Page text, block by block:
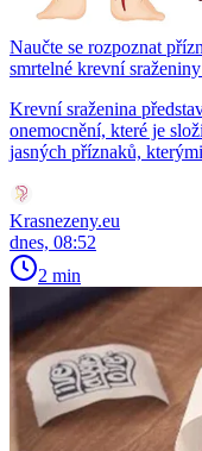
Naučte se rozpoznat
smrtelné krevní
Krevní sraženina
onemocnění, které je
jasných příznaků,
Krasnezeny.eu
dnes, 08:52
2 min